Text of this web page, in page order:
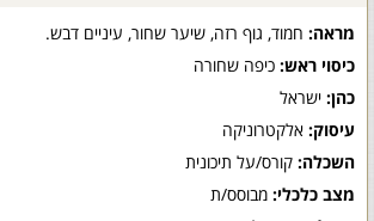
מראה: חמוד, גוף רזה, שיער שחור, עיניים דבש.
כיסוי ראש: כיפה שחורה
כהן: ישראל
עיסוק: אלקטרוניקה
השכלה: קורס/על תיכונית
מצב כלכלי: מבוסס/ת